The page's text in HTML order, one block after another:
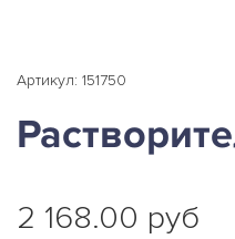
Артикул: 151750
2 168.00 руб